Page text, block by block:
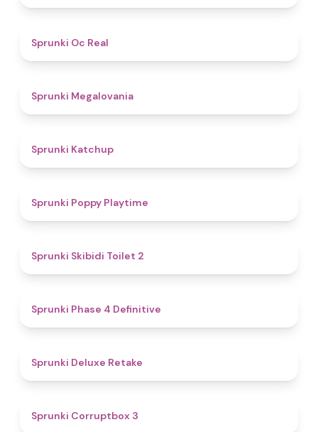
Sprunki Oc Real
Sprunki Megalovania
Sprunki Katchup
Sprunki Poppy Playtime
Sprunki Skibidi Toilet 2
Sprunki Phase 4 Definitive
Sprunki Deluxe Retake
Sprunki Corruptbox 3